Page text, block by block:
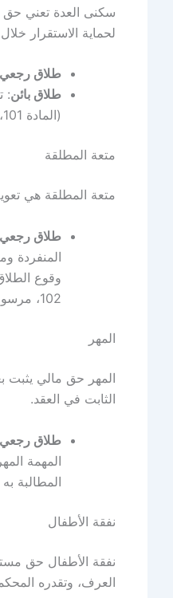
سكنى العدة تعني حق
لحماية الاستقرار
طلاق رجعي
طلاق بائن:
(المادة 101، مرسوم بقانون اتحادي رقم 41 لسنة 2024.
متعة المطلقة
متعة المطلقة هي
طلاق رجعي
المنفردة
وقوع
102، مرسوم بقانون اتحادي رقم 41 لسنة 2024)
المهر
المهر حق مالي يثبت
الثابت في العقد.
طلاق رجعي
المهمة
المطالبة به (المادة 50، مرسوم
نفقة الأطفال
نفقة الأطفال حق
العرف، وتقدره